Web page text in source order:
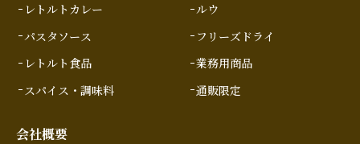
レトルトカレー
パスタソース
レトルト食品
スパイス・調味料
ルウ
フリーズドライ
業務用商品
通販限定
会社概要